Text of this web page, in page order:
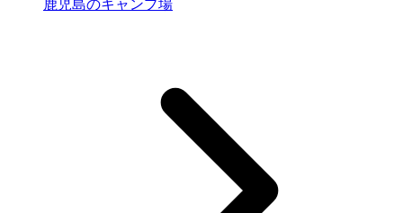
鹿児島のキャンプ場